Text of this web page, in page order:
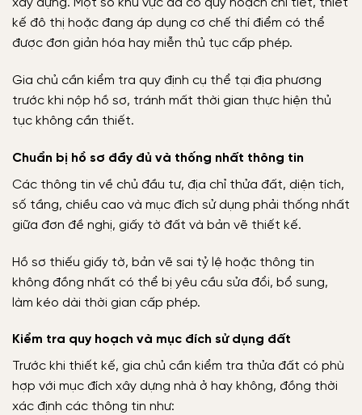
xây dựng. Một số khu vực đã có quy hoạch chi tiết, thiết
kế đô thị hoặc đang áp dụng cơ chế thí điểm có thể
được đơn giản hóa hay miễn thủ tục cấp phép.
Gia chủ cần kiểm tra quy định cụ thể tại địa phương
trước khi nộp hồ sơ, tránh mất thời gian thực hiện thủ
tục không cần thiết.
Chuẩn bị hồ sơ đầy đủ và thống nhất thông tin
Các thông tin về chủ đầu tư, địa chỉ thửa đất, diện tích,
số tầng, chiều cao và mục đích sử dụng phải thống nhất
giữa đơn đề nghị, giấy tờ đất và bản vẽ thiết kế.
Hồ sơ thiếu giấy tờ, bản vẽ sai tỷ lệ hoặc thông tin
không đồng nhất có thể bị yêu cầu sửa đổi, bổ sung,
làm kéo dài thời gian cấp phép.
Kiểm tra quy hoạch và mục đích sử dụng đất
Trước khi thiết kế, gia chủ cần kiểm tra thửa đất có phù
hợp với mục đích xây dựng nhà ở hay không, đồng thời
xác định các thông tin như: